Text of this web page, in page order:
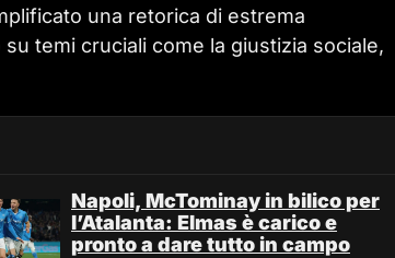
una retorica di estrema
temi cruciali come la giustizia sociale,
Napoli, McTominay in bilico per
l’Atalanta: Elmas è carico e
pronto a dare tutto in campo